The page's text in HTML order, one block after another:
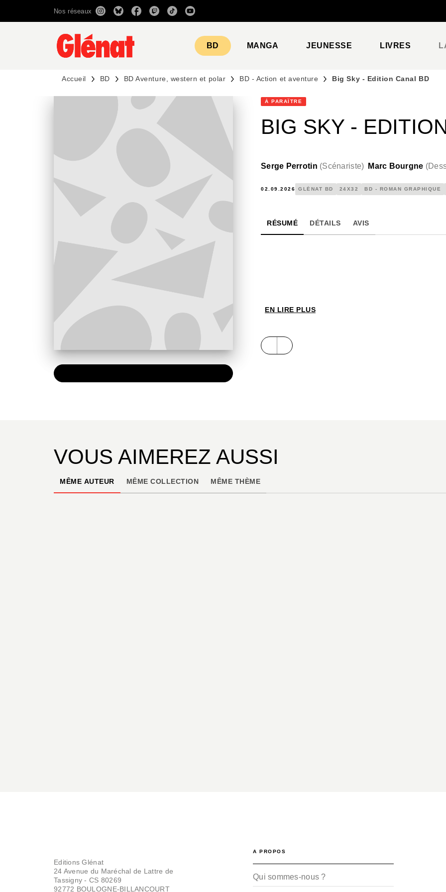
RECHERCHE CONTENU
Nos réseaux
BD MANGA JEUNESSE LIVRES
Accueil BD BD Aventure, western et polar BD - Action et aventure Big Sky - Edition Canal BD
À PARAÎTRE
BIG SKY -
Serge Perrotin (Scénariste) Marc Bourgne (
02.09.2026 GLÉNAT BD 24X32 BD - ROMAN GRAPHIQUE
RÉSUMÉ DÉTAILS AVIS
EN LIRE PLUS
VOUS AIMEREZ AUSSI
MÊME AUTEUR MÊME COLLECTION MÊME THÈME
Editions Glénat
24 Avenue du Maréchal de Lattre de
Tassigny - CS 80269
92772 BOULOGNE-BILLANCOURT
A PROPOS
Qui sommes-nous ?